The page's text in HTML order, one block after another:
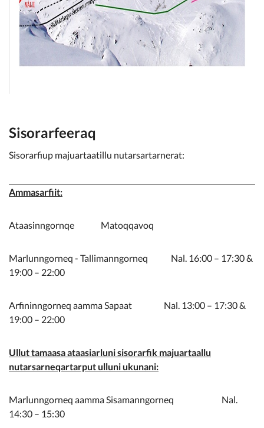
Sisorarfeeraq
Sisorarfiup majuartaatillu nutarsartarnerat:
Ammasarfiit:
Ataasinngornqe Matoqqavoq
Marlunngorneq - Tallimanngorneq Nal. 16:00 – 17:30 &
19:00 – 22:00
Arfininngorneq aamma Sapaat Nal. 13:00 – 17:30 &
19:00 – 22:00
Ullut tamaasa ataasiarluni sisorarfik majuartaallu
nutarsarneqartarput ulluni ukunani:
Marlunngorneq aamma Sisamanngorneq Nal.
14:30 – 15:30